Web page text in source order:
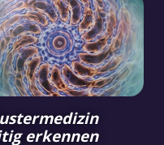
erkennen